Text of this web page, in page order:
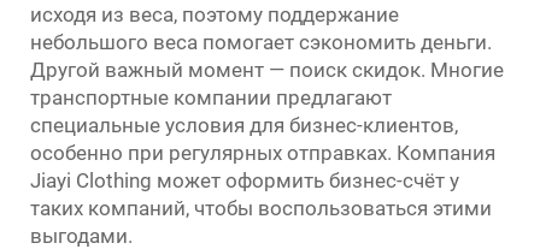
исходя из веса, поэтому поддержание
небольшого веса помогает сэкономить деньги.
Другой важный момент — поиск скидок. Многие
транспортные компании предлагают
специальные условия для бизнес-клиентов,
особенно при регулярных отправках. Компания
Jiayi Clothing может оформить бизнес-счёт у
таких компаний, чтобы воспользоваться этими
выгодами.